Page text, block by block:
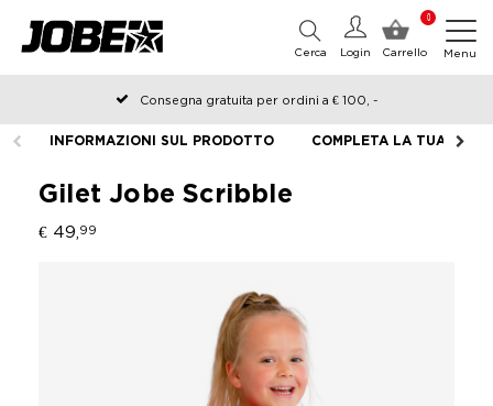
0
Carrello
Login
Cerca Menu
Consegna gratuita per ordini a € 100, -
Ordinato prima delle 12:00 nei giorni lavorativi, spedito lo stesso
giorno
INFORMAZIONI SUL PRODOTTO COMPLETA LA TUA
Gilet Jobe Scribble
€ 49, 99